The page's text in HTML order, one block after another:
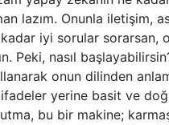
lazım. Onunla iletişim,
iyi sorular sorarsan,
Peki, nasıl
onun dilinden
ifadeler yerine basit ve
bu bir makine;